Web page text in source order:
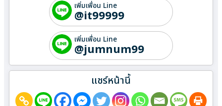
เพิ่มเพื่อน Line
@it99999
เพิ่มเพื่อน Line
@jumnum99
แชร์หน้านี้